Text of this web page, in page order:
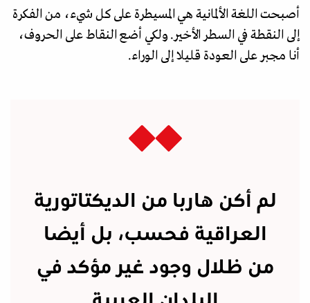
أصبحت اللغة الألمانية هي المسيطرة على كل شيء، من الفكرة
إلى النقطة في السطر الأخير. ولكي أضع النقاط على الحروف،
أنا مجبر على العودة قليلا إلى الوراء.
لم أكن هاربا من الديكتاتورية
العراقية فحسب، بل أيضا
من ظلال وجود غير مؤكد في